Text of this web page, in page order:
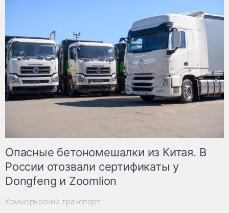
Опасные бетономешалки из Китая. В
России отозвали сертификаты у
Dongfeng и Zoomlion
Коммерческий транспорт